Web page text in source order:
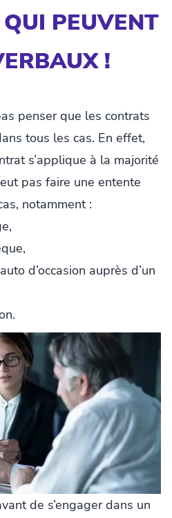
PEUVENT
!
penser que les contrats
tous les cas. En effet,
s’applique à la majorité
pas faire une entente
notamment :
d’occasion auprès d’un
de s’engager dans un